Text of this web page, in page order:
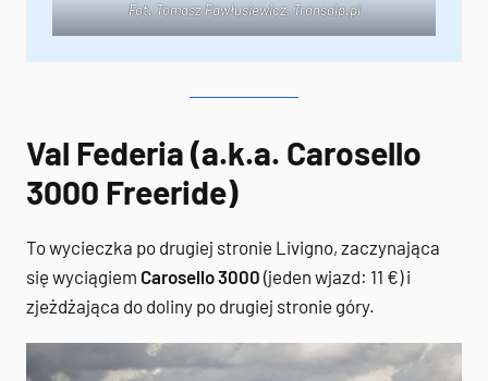
Fot. Tomasz Pawłusiewicz, Transalp.pl
Val Federia (a.k.a. Carosello
3000 Freeride)
To wycieczka po drugiej stronie Livigno, zaczynająca
się wyciągiem Carosello 3000 (jeden wjazd: 11 €) i
zjeżdżająca do doliny po drugiej stronie góry.